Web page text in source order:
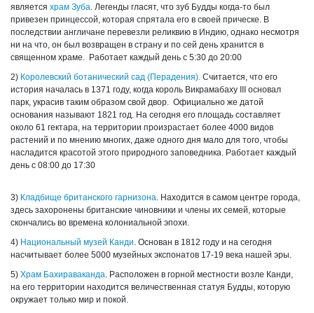
является храм Зуба . Легенды гласят, что зуб Будды когда-то был
привезен принцессой, которая спрятала его в своей прическе. В
последствии англичане перевезли реликвию в Индию, однако несмотря
ни на что, он был возвращен в страну и по сей день хранится в
священном храме. Работает каждый день с 5:30 до 20:00
2) Королевский ботанический сад (Перадения). Считается, что его
история началась в 1371 году, когда король Викрамабаху III основал
парк, украсив таким образом свой двор. Официально же датой
основания называют 1821 год. На сегодня его площадь составляет
около 61 гектара, на территории произрастает более 4000 видов
растений и по мнению многих, даже одного дня мало для того, чтобы
насладится красотой этого природного заповедника. Работает каждый
день с 08:00 до 17:30
3) Кладбище британского гарнизона . Находится в самом центре города,
здесь захоронены британские чиновники и члены их семей, которые
скончались во времена колониальной эпохи.
4) Национальный музей Канди . Основан в 1812 году и на сегодня
насчитывает более 5000 музейных экспонатов 17-19 века нашей эры.
5) Храм Бахираваканда . Расположен в горной местности возле Канди,
на его территории находится величественная статуя Будды, которую
окружает только мир и покой.